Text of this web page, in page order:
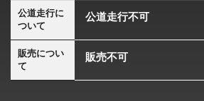
公道走行に
ついて
公道走行不可
販売につい
て
販売不可